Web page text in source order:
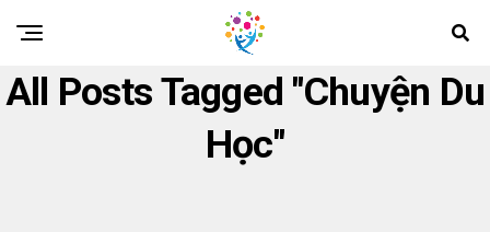
All Posts Tagged "chuyện Du
Học"